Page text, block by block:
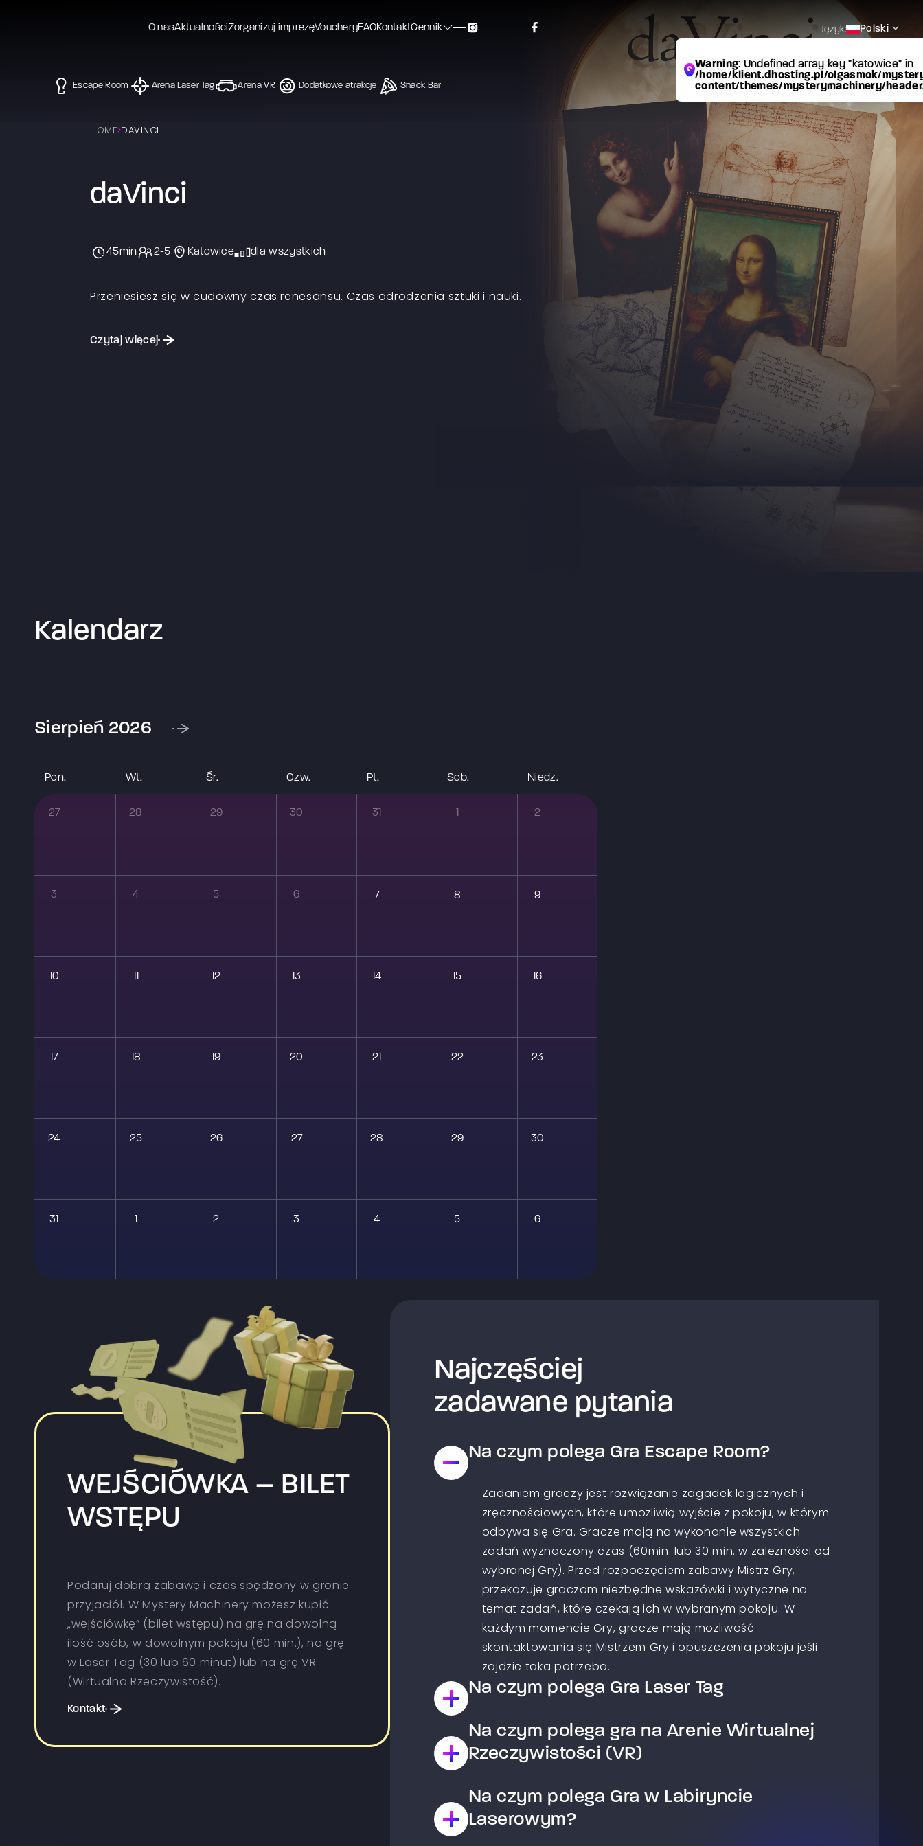
O nasAktualnościZorganizuj imprezęVoucheryFAQKontaktCennik
Escape Room Arena Laser Tag Arena VR Dodatkowe atrakcje Snack Bar
Język: Polski
Warning: Undefined array key "katowice" in
/home/klient.dhosting.pl/olgasmok/
content/themes/mysterymachinery/
HOME DAVINCI
daVinci
45min 2-5 Katowice dla wszystkich
Przeniesiesz się w cudowny czas renesansu. Czas odrodzenia sztuki i nauki.
Czytaj więcej
Kalendarz
sierpień 2026
pon. wt. śr. czw. pt. sob. niedz.
27 28 29 30 31 2
3 4 5 6 7 8 9
10 12 13 14 15 16
17 18 19 20 21 22 23
24 25 26 27 28 29 30
31 2 3 4 5 6
WEJŚCIÓWKA – BILET
WSTĘPU
Podaruj dobrą zabawę i czas spędzony w gronie
przyjaciół. W Mystery Machinery możesz kupić
„wejściówkę” (bilet wstępu) na grę na dowolną
ilość osób, w dowolnym pokoju (60 min.), na grę
w Laser Tag (30 lub 60 minut) lub na grę VR
(Wirtualna Rzeczywistość).
Kontakt
Najczęściej
zadawane pytania
Na czym polega Gra Escape Room?
Zadaniem graczy jest rozwiązanie zagadek logicznych i
zręcznościowych, które umożliwią wyjście z pokoju, w którym
odbywa się Gra. Gracze mają na wykonanie wszystkich
zadań wyznaczony czas (60min. lub 30 min. w zależności od
wybranej Gry). Przed rozpoczęciem zabawy Mistrz Gry,
przekazuje graczom niezbędne wskazówki i wytyczne na
temat zadań, które czekają ich w wybranym pokoju. W
każdym momencie Gry, gracze mają możliwość
skontaktowania się Mistrzem Gry i opuszczenia pokoju jeśli
zajdzie taka potrzeba.
Na czym polega Gra Laser Tag
Jest to Gra typu paintball laserowy. Gracze dzielą się na
drużyny, które współzawodniczą ze sobą aby osiągnąć cel
zestrzelenie Graczy z drużyny przeciwnej lub wykonanie
zadania np. zajęcie bazy drużyny przeciwnej. Paintball
laserowy w przeciwieństwie do klasycznego paintballa jest
Na czym polega gra na Arenie Wirtualnej
Rzeczywistości (VR)
Arena wirtualnej rzeczywistości to przestrzeń, w której masz
możliwość przenieść się w świat wirtualnych doznań. Na
Na czym polega Gra w Labiryncie
Laserowym?